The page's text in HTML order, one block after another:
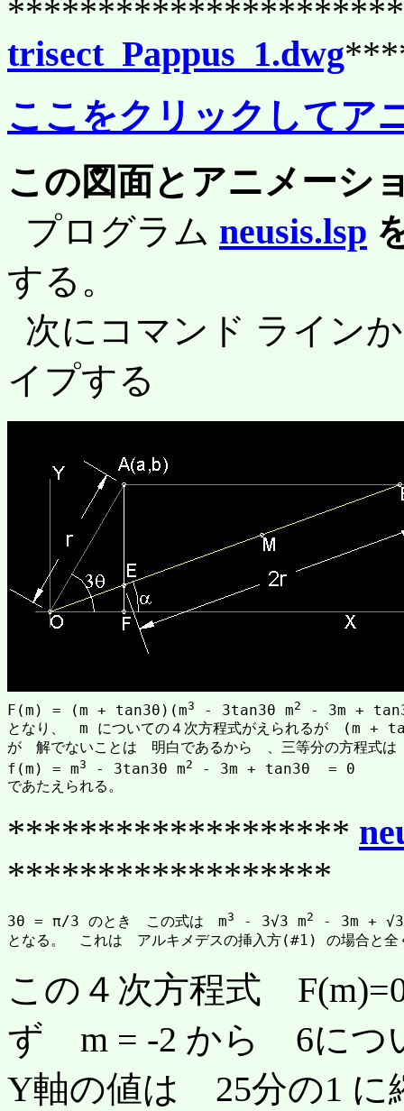
trisect_Pappus_1.dwg
ここをクリックしてア
この図面とアニメーシ
プログラム neusis.lsp
する。
次にコマンド ライン
イプする
F(m) = (m + tan3θ)(m3 - 3tan3θ m2
- 3m +
となり、　m についての４次方程式がえられるが　(m
が　解でないことは　明白であるから　、三等分の方程式
f(m) = m3 - 3tan3θ m2
- 3m + tan3θ  = 0
*******************
******************
3θ = π/3 のとき　この式は　m3 - 3√3 m2 - 3m +
この４次方程式
ず m = -2 から 6につ
Y軸の値は 25分の1 に